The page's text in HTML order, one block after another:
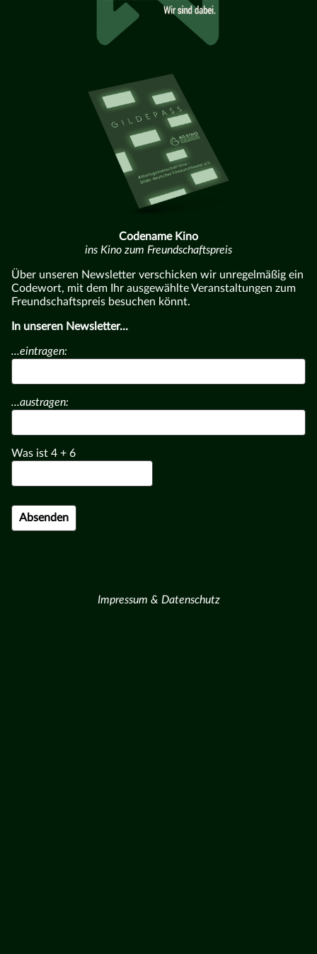
Codename Kino
ins Kino zum Freundschaftspreis
Über unseren Newsletter verschicken wir unregelmäßig ein
Codewort, mit dem Ihr ausgewählte Veranstaltungen zum
Freundschaftspreis besuchen könnt.
In unseren Newsletter...
...eintragen:
...austragen:
Was ist 4 + 6
Impressum & Datenschutz